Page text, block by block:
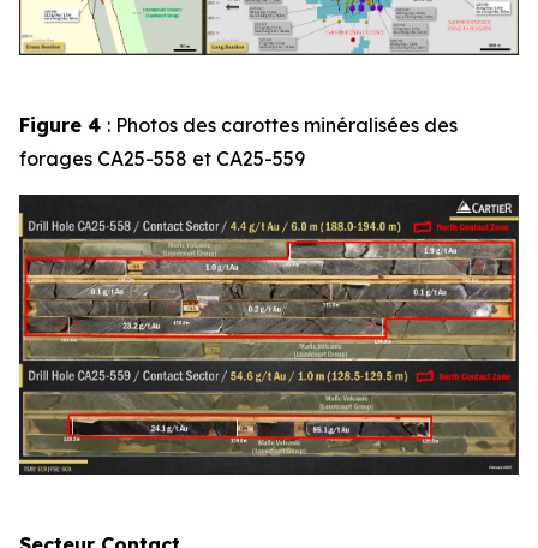
Figure 4 : Photos des carottes minéralisées des
forages CA25-558 et CA25-559